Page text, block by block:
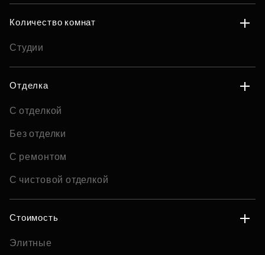
Количество комнат
Студии
Отделка
С отделкой
Без отделки
С ремонтом
С чистовой отделкой
Стоимость
Элитные